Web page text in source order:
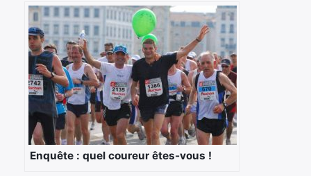
Enquête : quel coureur êtes-vous !